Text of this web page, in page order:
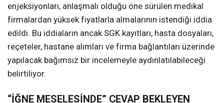
enjeksiyonları, anlaşmalı olduğu öne sürülen medikal
firmalardan yüksek fiyatlarla almalarının istendiği iddia
edildi. Bu iddiaların ancak SGK kayıtları, hasta dosyaları,
reçeteler, hastane alımları ve firma bağlantıları üzerinde
yapılacak bağımsız bir incelemeyle aydınlatılabileceği
belirtiliyor.
“İĞNE MESELESİNDE” CEVAP BEKLEYEN